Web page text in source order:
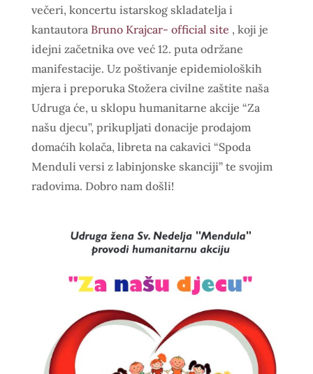
večeri, koncertu istarskog skladatelja i
kantautora Bruno Krajcar- official site , koji je
idejni začetnika ove već 12. puta održane
manifestacije. Uz poštivanje epidemioloških
mjera i preporuka Stožera civilne zaštite naša
Udruga će, u sklopu humanitarne akcije “Za
našu djecu”, prikupljati donacije prodajom
domaćih kolača, libreta na cakavici “Spoda
Menduli versi z labinjonske skanciji” te svojim
radovima. Dobro nam došli!